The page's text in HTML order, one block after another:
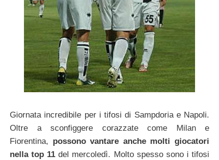
Giornata incredibile per i tifosi di Sampdoria e Napoli.
Oltre a sconfiggere corazzate come Milan e
Fiorentina, possono vantare anche molti giocatori
nella top 11del mercoledì. Molto spesso sono i tifosi